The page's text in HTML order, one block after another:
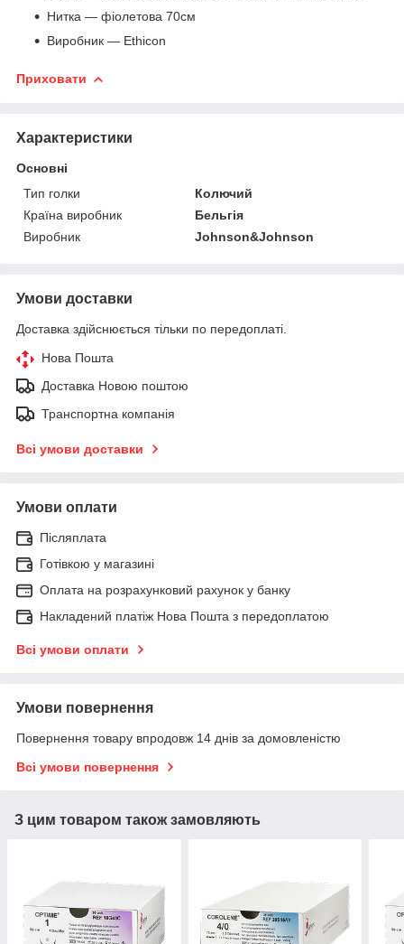
Нитка ― фіолетова 70см
Виробник ― Ethicon
Приховати
Характеристики
Основні
Тип голки
Колючий
Країна виробник
Бельгія
Виробник
Johnson&Johnson
Умови доставки
Доставка здійснюється тільки по передоплаті.
Нова Пошта
Доставка Новою поштою
Транспортна компанія
Всі умови доставки
Умови оплати
Післяплата
Готівкою у магазині
Оплата на розрахунковий рахунок у банку
Накладений платіж Нова Пошта з передоплатою
Всі умови оплати
Умови повернення
Повернення товару впродовж 14 днів за домовленістю
Всі умови повернення
З цим товаром також замовляють